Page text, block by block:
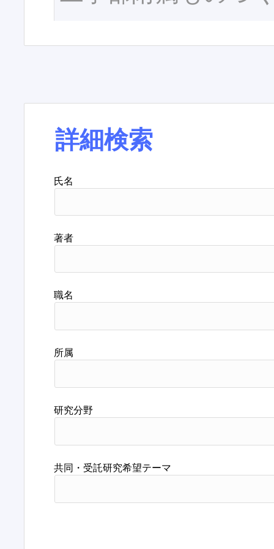
詳細検索
氏名
著者
職名
所属
研究分野
共同・受託研究希望テーマ